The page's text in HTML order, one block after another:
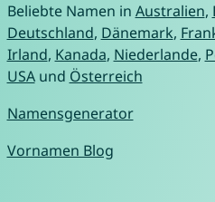
Beliebte Namen in Australien,
Deutschland, Dänemark,
Irland, Kanada, Niederlande,
USAund Österreich
Namensgenerator
Vornamen Blog